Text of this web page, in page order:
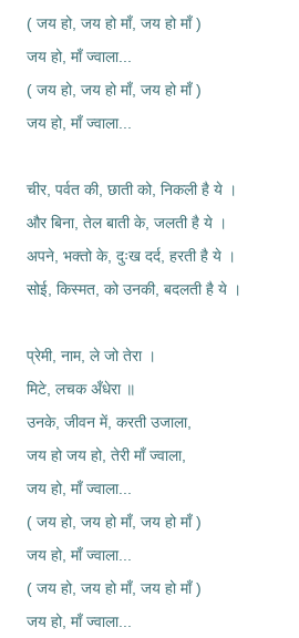
( जय हो, जय हो माँ, जय हो माँ )
जय हो, माँ ज्वाला...
( जय हो, जय हो माँ, जय हो माँ )
जय हो, माँ ज्वाला...
चीर, पर्वत की, छाती को, निकली है ये ।
और बिना, तेल बाती के, जलती है ये ।
अपने, भक्तो के, दुःख दर्द, हरती है ये ।
सोई, किस्मत, को उनकी, बदलती है ये ।
प्रेमी, नाम, ले जो तेरा ।
मिटे, लचक अँधेरा ॥
उनके, जीवन में, करती उजाला,
जय हो जय हो, तेरी माँ ज्वाला,
जय हो, माँ ज्वाला...
( जय हो, जय हो माँ, जय हो माँ )
जय हो, माँ ज्वाला...
( जय हो, जय हो माँ, जय हो माँ )
जय हो, माँ ज्वाला...